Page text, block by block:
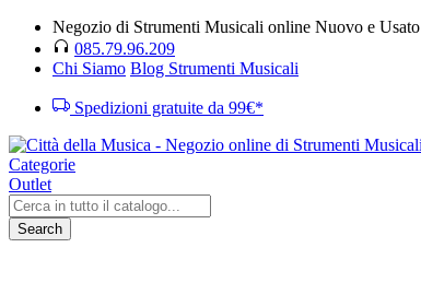
Negozio di Strumenti Musicali online Nuovo e Usato
085.79.96.209
Chi Siamo Blog Strumenti Musicali
Spedizioni gratuite da 99€*
Categorie
Outlet
Search